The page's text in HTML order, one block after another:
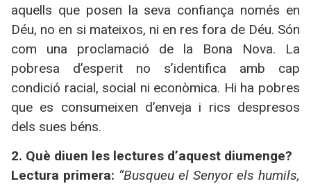
aquells que posen la seva confiança només en
Déu, no en si mateixos, ni en res fora de Déu. Són
com una proclamació de la Bona Nova. La
pobresa d’esperit no s’identifica amb cap
condició racial, social ni econòmica. Hi ha pobres
que es consumeixen d’enveja i rics despresos
dels sues béns.
2. Què diuen les lectures d’aquest diumenge?
Lectura primera: “Busqueu el Senyor els humils,